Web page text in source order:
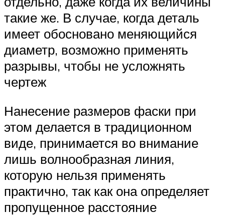
такие же. В случае, когда деталь
имеет обосновано меняющийся
диаметр, возможно применять
разрывы, чтобы не усложнять
чертеж
Нанесение размеров фаски при
этом делается в традиционном
виде, принимается во внимание
лишь волнообразная линия,
которую нельзя применять
практично, так как она определяет
пропущенное расстояние